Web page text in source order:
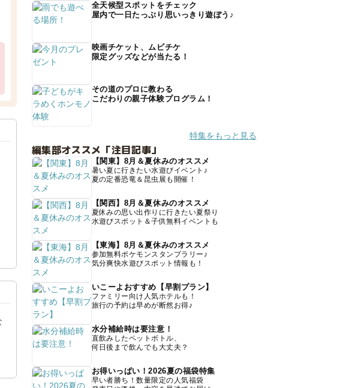
全天候型スポットをチェック
屋内で一日たっぷり思いっきり遊ぼう♪
映画チケット、ムビチケ
限定グッズなどが当たる！
その道のプロに教わる
こだわりの親子体験プログラム！
特集をもっと見る
編集部オススメ「注目記事」
【関東】8月＆夏休みのオススメ
暑い夏に行きたい水遊びイベント♪
夏の定番恐竜＆昆虫展も開催！
【関西】8月＆夏休みのオススメ
夏休みの思い出作りに行きたい夏祭り
水遊びスポット＆子供無料イベントも
【東海】8月＆夏休みのオススメ
参加無料ポケモンスタンプラリー♪
気分爽快水遊びスポット情報も！
いこーよおすすめ【早割プラン】
ファミリー向け人気ホテルも！
旅行の予約は早めが断然お得♪
水分補給時は要注意！
直飲みしたペットボトル、
何日後まで飲んでも大丈夫？
お得いっぱい！2026夏の福袋特集
早い者勝ち！数量限定の人気福袋